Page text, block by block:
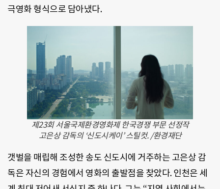
극영화 형식으로 담아냈다.
제23회 서울국제환경영화제 한국경쟁 부문 선정작
고은상 감독의 ‘신도시케이’ 스틸컷. /환경재단
갯벌을 매립해 조성한 송도 신도시에 거주하는 고은상 감
독은 자신의 경험에서 영화의 출발점을 찾았다. 인천은 세